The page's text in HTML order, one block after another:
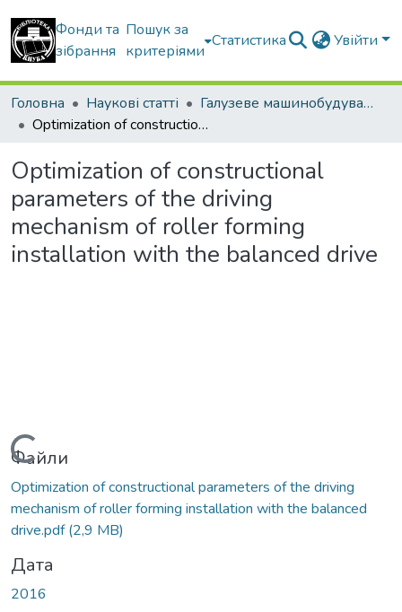
Фонди та
зібрання
Пошук за
критеріями
Статистика Увійти
Головна Наукові статті
Галузеве машинобудування
Optimization of constructional parameters of the driving mechanism of roller forming installation with the balanced drive
Optimization of constructional
parameters of the driving
mechanism of roller forming
installation with the balanced drive
Вантажиться...
Файли
Optimization of constructional parameters of the driving
mechanism of roller forming installation with the balanced
drive.pdf(2,9 MB)
Дата
2016